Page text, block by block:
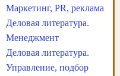
Маркетинг, PR, реклама
Деловая литература.
Менеджмент
Деловая литература.
Управление, подбор